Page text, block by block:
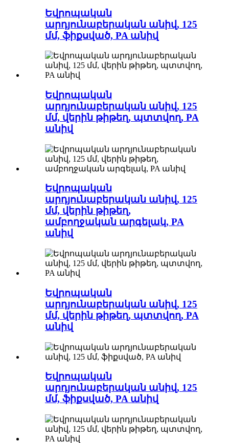
Եվրոպական
արդյունաբերական անիվ, 125
մմ, ֆիքսված, PA անիվ
Եվրոպական
արդյունաբերական անիվ, 125
մմ, վերին թիթեղ, պտտվող, PA
անիվ
Եվրոպական
արդյունաբերական անիվ, 125
մմ, վերին թիթեղ,
ամբողջական արգելակ, PA
անիվ
Եվրոպական
արդյունաբերական անիվ, 125
մմ, վերին թիթեղ, պտտվող, PA
անիվ
Եվրոպական
արդյունաբերական անիվ, 125
մմ, ֆիքսված, PA անիվ